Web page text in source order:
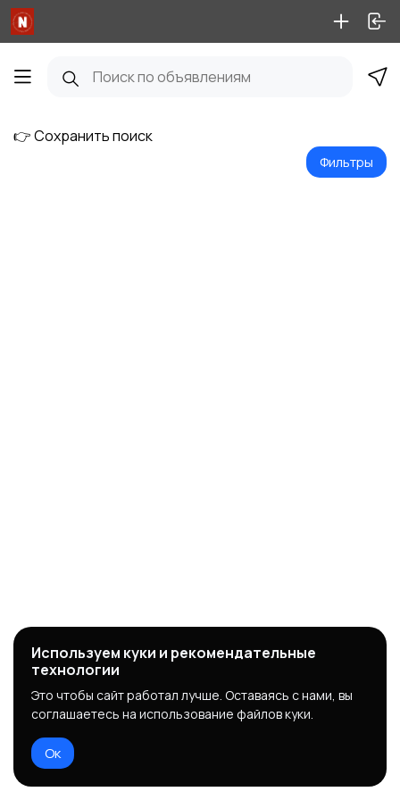
👉 Сохранить поиск
Фильтры
Используем куки и рекомендательные
технологии
Это чтобы сайт работал лучше. Оставаясь с нами, вы
соглашаетесь на использование файлов куки.
Ок